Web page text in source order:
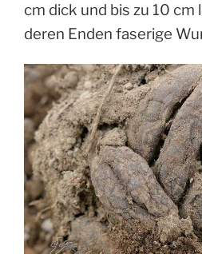
cm dick und bis zu 10 cm
deren Enden faserige